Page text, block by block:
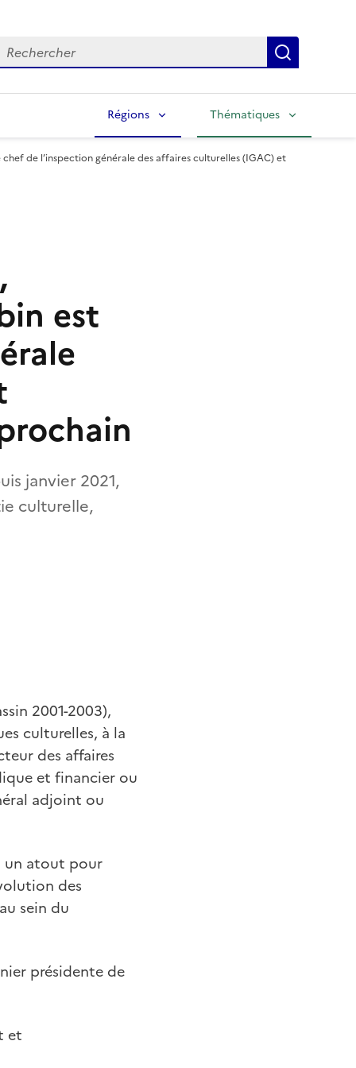
Régions Thématiques
de l’inspection générale des affaires culturelles (IGAC) et
est
janvier 2021,
culturelle,
2001-2003),
culturelles, à la
des affaires
et financier ou
adjoint ou
un atout pour
des
sein du
présidente de
et